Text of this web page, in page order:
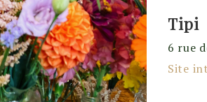
Tipi
6 rue
Site